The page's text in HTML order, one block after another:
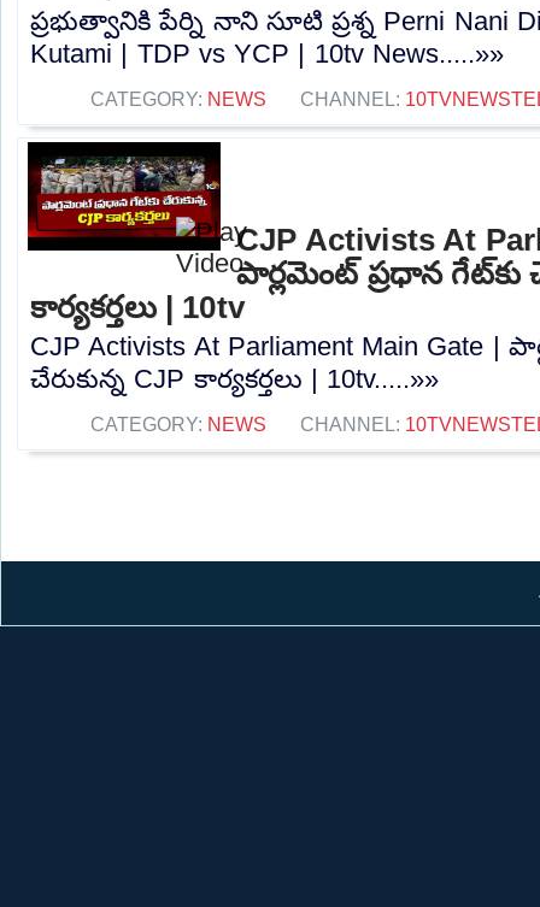
ప్రభుత్వానికి పేర్ని నాని సూటి ప్రశ్న Perni Nani
Kutami | TDP vs YCP | 10tv News.....»»
CATEGORY: NEWS CHANNEL:
CJP Activists At
పార్లమెంట్ ప్రధాన గేట్‌కు
కార్యకర్తలు | 10tv
CJP Activists At Parliament Main Gate |
చేరుకున్న CJP కార్యకర్తలు | 10tv.....»»
CATEGORY: NEWS CHANNEL: